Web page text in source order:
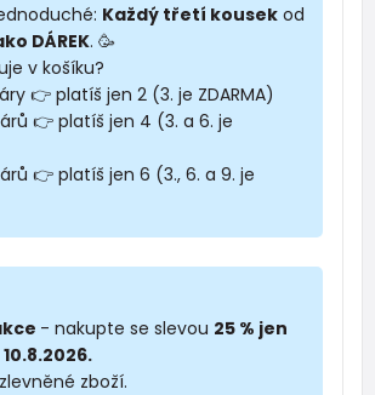
Každý třetí kousek od
DÁREK. 🥳
v košíku?
👉 platíš jen 2 (3. je ZDARMA)
👉 platíš jen 4 (3. a 6. je
👉 platíš jen 6 (3., 6. a 9. je
- nakupte se slevou 25 % jen
zboží.